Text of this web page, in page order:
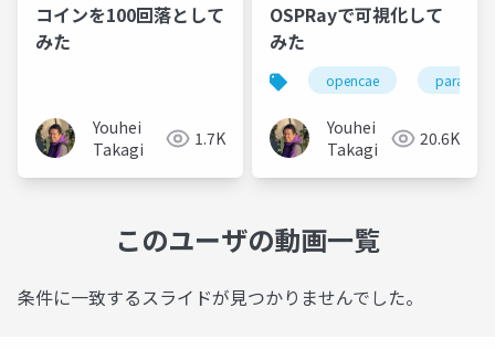
コインを100回落として
みた
Youhei
Takagi
1.7K
OSPRayで可視化して
みた
opencae paraview
Youhei
Takagi
20.6K
このユーザの動画一覧
条件に一致するスライドが見つかりませんでした。